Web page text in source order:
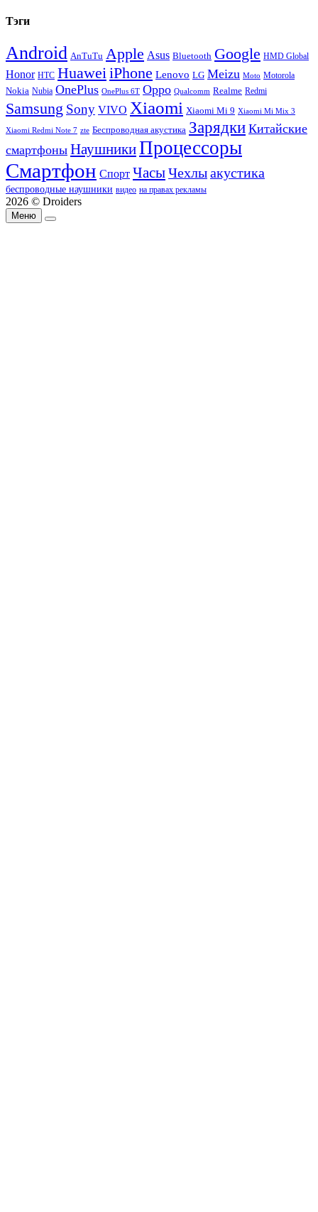
Тэги
Android AnTuTu Apple Asus Bluetooth Google HMD Global
Honor HTC HuaweiiPhone Lenovo LG Meizu Moto Motorola
Nokia Nubia OnePlus OnePlus 6T Oppo Qualcomm Realme Redmi
Samsung Sony VIVO Xiaomi Xiaomi Mi 9 Xiaomi Mi Mix 3
Xiaomi Redmi Note 7 zte Беспроводная акустика Зарядки Китайские
смартфоны НаушникиПроцессоры
Смартфон Спорт ЧасыЧехлыакустика
беспроводные наушники видео на правах рекламы
2026 © Droiders
Меню